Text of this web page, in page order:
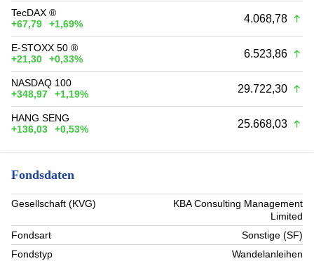
TecDAX ®
+67,79
+1,69% 4.068,78
E-STOXX 50 ®
+21,30
+0,33% 6.523,86
NASDAQ 100
+348,97
+1,19% 29.722,30
HANG SENG
+136,03
+0,53% 25.668,03
Fondsdaten
Gesellschaft (KVG)
KBA Consulting Management
Limited
Fondsart
Sonstige (SF)
Fondstyp
Wandelanleihen